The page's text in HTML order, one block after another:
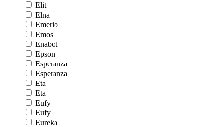
Elit
Elna
Emerio
Emos
Enabot
Epson
Esperanza
Esperanza
Eta
Eta
Eufy
Eufy
Eureka